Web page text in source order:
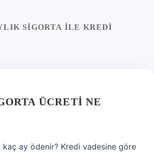
SIGORTA ILE KREDI
ÜCRETI NE
kaç ay ödenir? Kredi vadesine göre